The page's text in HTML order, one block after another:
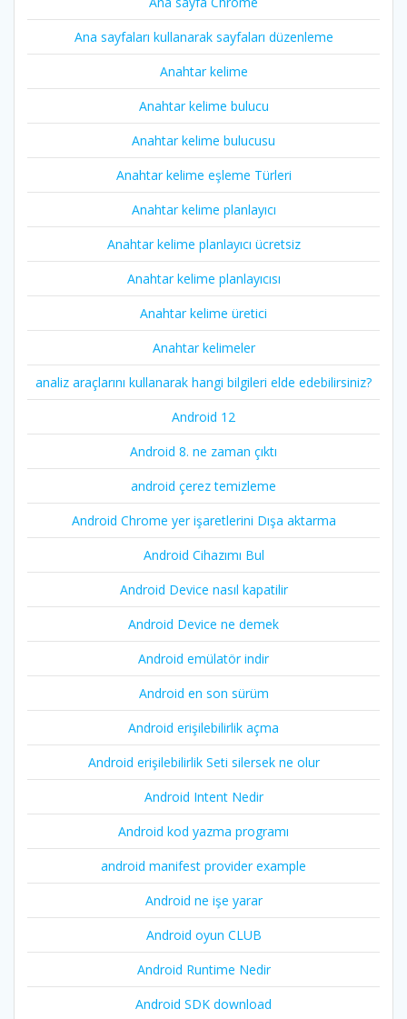
Ana sayfaları kullanarak sayfaları düzenleme
Anahtar kelime
Anahtar kelime bulucu
Anahtar kelime bulucusu
Anahtar kelime eşleme Türleri
Anahtar kelime planlayıcı
Anahtar kelime planlayıcı ücretsiz
Anahtar kelime planlayıcısı
Anahtar kelime üretici
Anahtar kelimeler
analiz araçlarını kullanarak hangi bilgileri elde edebilirsiniz?
Android 12
Android 8. ne zaman çıktı
android çerez temizleme
Android Chrome yer işaretlerini Dışa aktarma
Android Cihazımı Bul
Android Device nasıl kapatilir
Android Device ne demek
Android emülatör indir
Android en son sürüm
Android erişilebilirlik açma
Android erişilebilirlik Seti silersek ne olur
Android Intent Nedir
Android kod yazma programı
android manifest provider example
Android ne işe yarar
Android oyun CLUB
Android Runtime Nedir
Android SDK download